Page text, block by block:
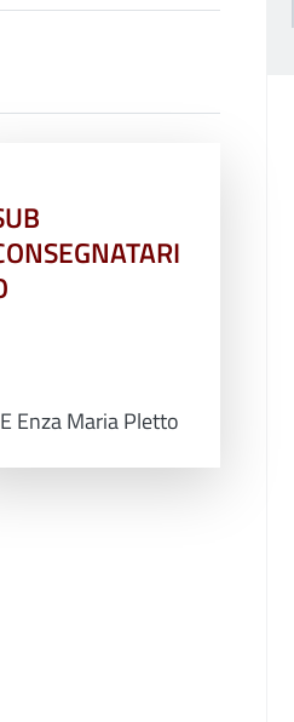
Enza Maria Pletto